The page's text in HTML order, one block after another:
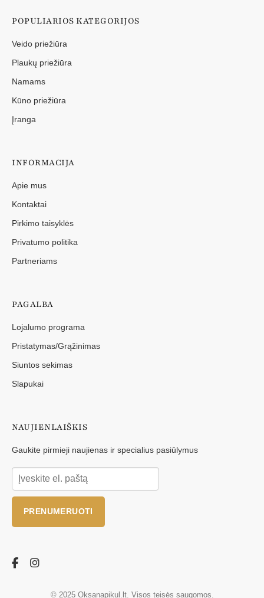
POPULIARIOS KATEGORIJOS
Veido priežiūra
Plaukų priežiūra
Namams
Kūno priežiūra
Įranga
INFORMACIJA
Apie mus
Kontaktai
Pirkimo taisyklės
Privatumo politika
Partneriams
PAGALBA
Lojalumo programa
Pristatymas/Grąžinimas
Siuntos sekimas
Slapukai
NAUJIENLAIŠKIS
Gaukite pirmieji naujienas ir specialius pasiūlymus
PRENUMERUOTI
© 2025 Oksanapikul.lt. Visos teisės saugomos.